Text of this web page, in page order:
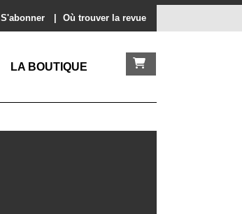
S'abonner Où trouver la revue
LA BOUTIQUE